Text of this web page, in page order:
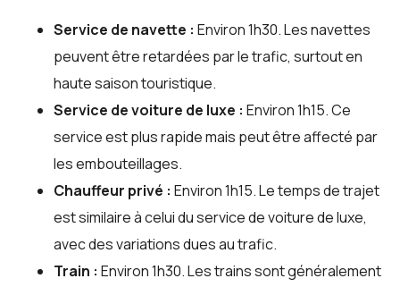
Service de navette : Environ 1h30. Les navettes
peuvent être retardées par le trafic, surtout en
haute saison touristique.
Service de voiture de luxe : Environ 1h15. Ce
service est plus rapide mais peut être affecté par
les embouteillages.
Chauffeur privé : Environ 1h15. Le temps de trajet
est similaire à celui du service de voiture de luxe,
avec des variations dues au trafic.
Train : Environ 1h30. Les trains sont généralement